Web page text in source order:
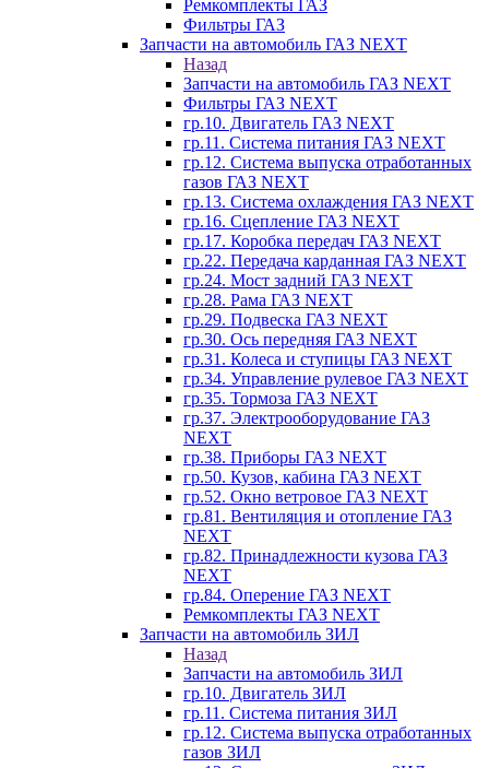
Ремкомплекты ГАЗ
Фильтры ГАЗ
Запчасти на автомобиль ГАЗ NEXT
Назад
Запчасти на автомобиль ГАЗ NEXT
Фильтры ГАЗ NEXT
гр.10. Двигатель ГАЗ NEXT
гр.11. Система питания ГАЗ NEXT
гр.12. Система выпуска отработанных
газов ГАЗ NEXT
гр.13. Система охлаждения ГАЗ NEXT
гр.16. Сцепление ГАЗ NEXT
гр.17. Коробка передач ГАЗ NEXT
гр.22. Передача карданная ГАЗ NEXT
гр.24. Мост задний ГАЗ NEXT
гр.28. Рама ГАЗ NEXT
гр.29. Подвеска ГАЗ NEXT
гр.30. Ось передняя ГАЗ NEXT
гр.31. Колеса и ступицы ГАЗ NEXT
гр.34. Управление рулевое ГАЗ NEXT
гр.35. Тормоза ГАЗ NEXT
гр.37. Электрооборудование ГАЗ
NEXT
гр.38. Приборы ГАЗ NEXT
гр.50. Кузов, кабина ГАЗ NEXT
гр.52. Окно ветровое ГАЗ NEXT
гр.81. Вентиляция и отопление ГАЗ
NEXT
гр.82. Принадлежности кузова ГАЗ
NEXT
гр.84. Оперение ГАЗ NEXT
Ремкомплекты ГАЗ NEXT
Запчасти на автомобиль ЗИЛ
Назад
Запчасти на автомобиль ЗИЛ
гр.10. Двигатель ЗИЛ
гр.11. Система питания ЗИЛ
гр.12. Система выпуска отработанных
газов ЗИЛ